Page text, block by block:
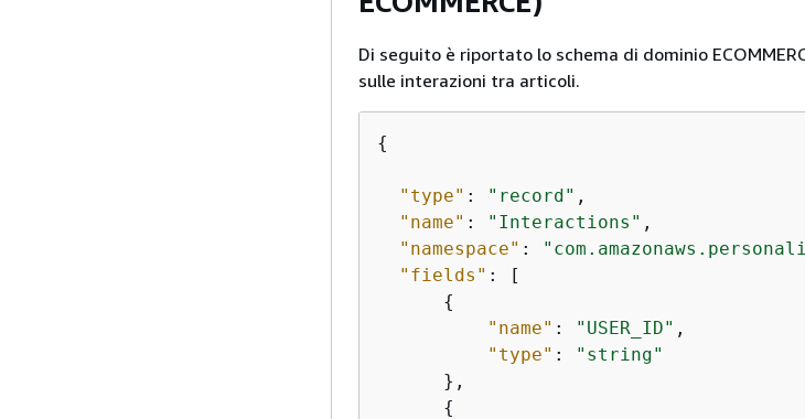
Di seguito è riportato lo schema di dominio
sulle interazioni tra articoli.
{
"type" : "record" ,
"name" : "Interactions" ,
"namespace" :
"fields" : [
{
"name" : "USER_ID" ,
"type" :
"string"
      },
{